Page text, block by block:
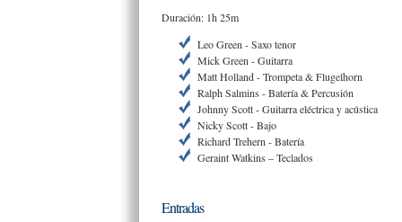
Duración: 1h 25m
Leo Green - Saxo tenor
Mick Green - Guitarra
Matt Holland - Trompeta & Flugelhorn
Ralph Salmins - Batería & Percusión
Johnny Scott - Guitarra eléctrica y acústica
Nicky Scott - Bajo
Richard Trehern - Batería
Geraint Watkins – Teclados
Entradas